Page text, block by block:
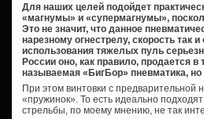
Для наших целей подойдет
«магнумы» и «супермагнумы»,
Это не значит, что данное
нарезному огнестрелу, скорость так
использования тяжелых пуль
России оно, как правило, продается
называемая «БигБор» пневматика, но
При этом винтовки с предварительной
«пружинок». То есть идеально
стрельбы, по моему мнению, не так